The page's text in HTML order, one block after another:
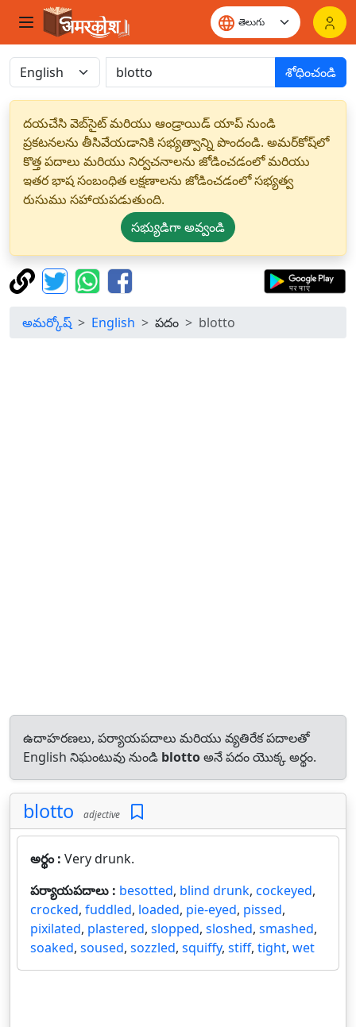
శోధించండి
దయచేసి వెబ్‌సైట్ మరియు ఆండ్రాయిడ్ యాప్ నుండి
ప్రకటనలను తీసివేయడానికి సభ్యత్వాన్ని పొందండి. అమర్‌కోష్‌లో
కొత్త పదాలు మరియు నిర్వచనాలను జోడించడంలో మరియు
ఇతర భాష సంబంధిత లక్షణాలను జోడించడంలో సభ్యత్వ
రుసుము సహాయపడుతుంది.
సభ్యుడిగా అవ్వండి
అమర్కోష్ English పదం blotto
ఉదాహరణలు, పర్యాయపదాలు మరియు వ్యతిరేక పదాలతో
English నిఘంటువు నుండి blottoఅనే పదం యొక్క అర్థం.
blotto adjective
అర్థం : Very drunk.
పర్యాయపదాలు : besotted, blind drunk, cockeyed,
crocked, fuddled, loaded, pie-eyed, pissed,
pixilated, plastered, slopped, sloshed, smashed,
soaked, soused, sozzled, squiffy, stiff, tight, wet